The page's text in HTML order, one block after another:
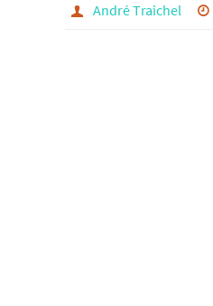
André Traichel